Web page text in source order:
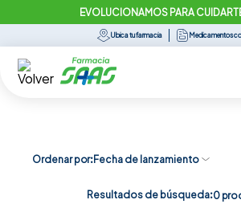
EVOLUCIONAMOS PARA
Ubica tu farmacia Medicamentos
Ordenar por Fecha de lanzamiento
Resultados de búsqueda:0